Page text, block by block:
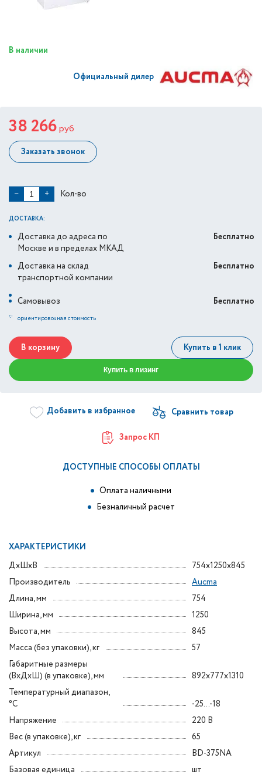
В наличии
Официальный дилер
38 266руб
Заказать звонок
− + Кол-во
ДОСТАВКА:
Доставка до адреса по
Москве и в пределах МКАД
Бесплатно
Доставка на склад
транспортной компании
Бесплатно
Самовывоз
Бесплатно
* ориентировочная стоимость
В корзину Купить в 1 клик
Купить в лизинг
Добавить в избранное
Запрос КП
ДОСТУПНЫЕ СПОСОБЫ ОПЛАТЫ
Оплата наличными
Безналичный расчет
ХАРАКТЕРИСТИКИ
ДxШxВ
754x1250x845
Производитель
Aucma
Длина, мм
754
Ширина, мм
1250
Высота, мм
845
Масса (без упаковки), кг
57
Габаритные размеры
(ВxДxШ) (в упаковке), мм
892х777х1310
Температурный диапазон,
°C
-25...-18
Напряжение
220 В
Вес (в упаковке), кг
65
Артикул
BD-375NA
Базовая единица
шт